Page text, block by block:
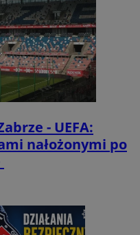
- UEFA:
nałożonymi po